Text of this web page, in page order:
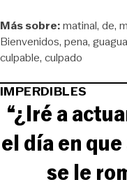
Más sobre:matinal de
Bienvenidos pena guagua
culpable culpado
IMPERDIBLES
“¿Iré a
el día en
se le